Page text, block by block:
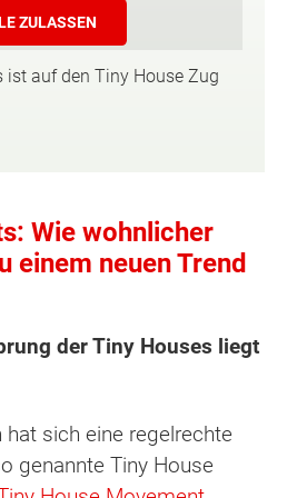
ZULASSEN
ist auf den Tiny House Zug
Wie wohnlicher
einem neuen Trend
der Tiny Houses liegt
hat sich eine regelrechte
genannte Tiny House